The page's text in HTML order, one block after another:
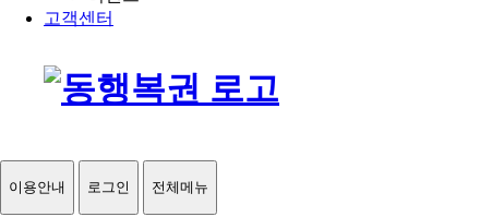
고객센터
이용안내 로그인 전체메뉴